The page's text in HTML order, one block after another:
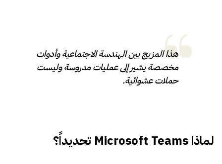
هذا المزيج بين الهندسة الاجتماعية وأدوات
مخصصة يشير إلى عمليات مدروسة وليست
حملات عشوائية.
لماذا Microsoft Teams تحديداً؟